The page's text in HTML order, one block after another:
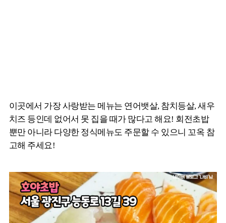
이곳에서 가장 사랑받는 메뉴는 연어뱃살, 참치등살, 새우
치즈 등인데 없어서 못 집을 때가 많다고 해요! 회전초밥
뿐만 아니라 다양한 정식메뉴도 주문할 수 있으니 꼬옥 참
고해 주세요!